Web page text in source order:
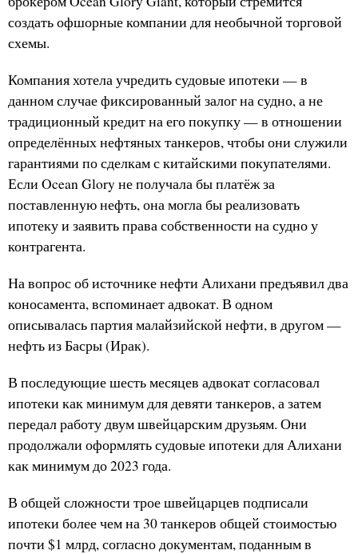
создать офшорные компании для необычной торговой
схемы.
Компания хотела учредить судовые ипотеки — в
данном случае фиксированный залог на судно, а не
традиционный кредит на его покупку — в отношении
определённых нефтяных танкеров, чтобы они служили
гарантиями по сделкам с китайскими покупателями.
Если Ocean Glory не получала бы платёж за
поставленную нефть, она могла бы реализовать
ипотеку и заявить права собственности на судно у
контрагента.
На вопрос об источнике нефти Алихани предъявил два
коносамента, вспоминает адвокат. В одном
описывалась партия малайзийской нефти, в другом —
нефть из Басры (Ирак).
В последующие шесть месяцев адвокат согласовал
ипотеки как минимум для девяти танкеров, а затем
передал работу двум швейцарским друзьям. Они
продолжали оформлять судовые ипотеки для Алихани
как минимум до 2023 года.
В общей сложности трое швейцарцев подписали
ипотеки более чем на 30 танкеров общей стоимостью
почти $1 млрд, согласно документам, поданным в